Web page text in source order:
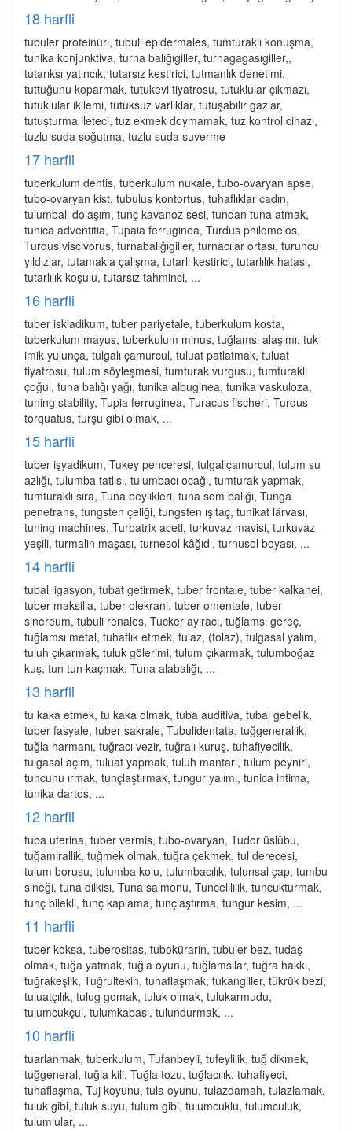
18 harfli
tubuler proteinüri, tubuli epidermales, tumturaklı konuşma,
tunika konjunktiva, turna balığıgiller, turnagagasıgiller,,
tutarıksı yatıncık, tutarsız kestirici, tutmanlık denetimi,
tuttuğunu koparmak, tutukevi tiyatrosu, tutuklular çıkmazı,
tutuklular ikilemi, tutuksuz varlıklar, tutuşabilir gazlar,
tutuşturma ileteci, tuz ekmek doymamak, tuz kontrol cihazı,
tuzlu suda soğutma, tuzlu suda suverme
17 harfli
tuberkulum dentis, tuberkulum nukale, tubo-ovaryan apse,
tubo-ovaryan kist, tubulus kontortus, tuhaflıklar cadın,
tulumbalı dolaşım, tunç kavanoz sesi, tundan tuna atmak,
tunica adventitia, Tupaia ferruginea, Turdus philomelos,
Turdus viscivorus, turnabalığıgiller, turnacılar ortası, turuncu
yıldızlar, tutamakla çalışma, tutarlı kestirici, tutarlılık hatası,
tutarlılık koşulu, tutarsız tahminci, ...
16 harfli
tuber iskiadikum, tuber pariyetale, tuberkulum kosta,
tuberkulum mayus, tuberkulum minus, tuğlamsı alaşımı, tuk
imik yulunça, tulgalı çamurcul, tuluat patlatmak, tuluat
tiyatrosu, tulum söyleşmesi, tumturak vurgusu, tumturaklı
çoğul, tuna balığı yağı, tunika albuginea, tunika vaskuloza,
tuning stability, Tupia ferruginea, Turacus fischeri, Turdus
torquatus, turşu gibi olmak, ...
15 harfli
tuber işyadikum, Tukey penceresi, tulgalıçamurcul, tulum su
azlığı, tulumba tatlısı, tulumbacı ocağı, tumturak yapmak,
tumturaklı sıra, Tuna beylikleri, tuna som balığı, Tunga
penetrans, tungsten çeliği, tungsten ışıtaç, tunikat lârvası,
tuning machines, Turbatrix aceti, turkuvaz mavisi, turkuvaz
yeşili, turmalin maşası, turnesol kâğıdı, turnusol boyası, ...
14 harfli
tubal ligasyon, tubat getirmek, tuber frontale, tuber kalkanei,
tuber maksilla, tuber olekrani, tuber omentale, tuber
sinereum, tubuli renales, Tucker ayıracı, tuğlamsı gereç,
tuğlamsı metal, tuhaflık etmek, tulaz, (tolaz), tulgasal yalım,
tuluh çıkarmak, tuluk gölerimi, tulum çıkarmak, tulumboğaz
kuş, tun tun kaçmak, Tuna alabalığı, ...
13 harfli
tu kaka etmek, tu kaka olmak, tuba auditiva, tubal gebelik,
tuber fasyale, tuber sakrale, Tubulidentata, tuğgenerallik,
tuğla harmanı, tuğracı vezir, tuğralı kuruş, tuhafiyecilik,
tulgasal açım, tuluat yapmak, tuluh mantarı, tulum peyniri,
tuncunu ırmak, tunçlaştırmak, tungur yalımı, tunica intima,
tunika dartos, ...
12 harfli
tuba uterina, tuber vermis, tubo-ovaryan, Tudor üslûbu,
tuğamirallik, tuğmek olmak, tuğra çekmek, tul derecesi,
tulum borusu, tulumba kolu, tulumbacılık, tulunsal çap, tumbu
sineği, tuna dilkisi, Tuna salmonu, Tuncelililik, tuncukturmak,
tunç bilekli, tunç kaplama, tunçlaştırma, tungur kesim, ...
11 harfli
tuber koksa, tuberositas, tubokürarin, tubuler bez, tudaş
olmak, tuğa yatmak, tuğla oyunu, tuğlamsilar, tuğra hakkı,
tuğrakeşlik, Tuğrultekin, tuhaflaşmak, tukangiller, tûkrük bezi,
tuluatçılık, tulug gomak, tuluk olmak, tulukarmudu,
tulumcukçul, tulumkabası, tulundurmak, ...
10 harfli
tuarlanmak, tuberkulum, Tufanbeyli, tufeylilik, tuğ dikmek,
tuğgeneral, tuğla kili, Tuğla tozu, tuğlacılık, tuhafiyeci,
tuhaflaşma, Tuj koyunu, tula oyunu, tulazdamah, tulazlamak,
tuluk gibi, tuluk suyu, tulum gibi, tulumcuklu, tulumculuk,
tulumlular, ...